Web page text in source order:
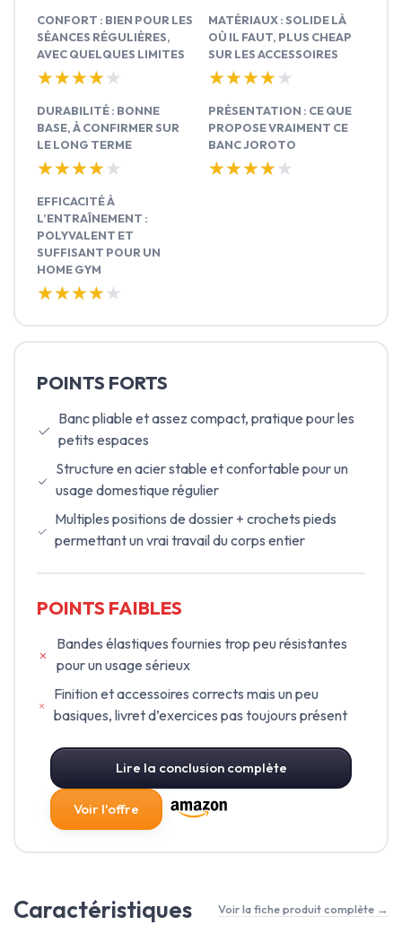
CONFORT : BIEN POUR LES
SÉANCES RÉGULIÈRES,
AVEC QUELQUES LIMITES
★★★★★
★★★★★
MATÉRIAUX : SOLIDE LÀ
OÙ IL FAUT, PLUS CHEAP
SUR LES ACCESSOIRES
★★★★★
★★★★★
DURABILITÉ : BONNE
BASE, À CONFIRMER SUR
LE LONG TERME
★★★★★
★★★★★
PRÉSENTATION : CE QUE
PROPOSE VRAIMENT CE
BANC JOROTO
★★★★★
★★★★★
EFFICACITÉ À
L’ENTRAÎNEMENT :
POLYVALENT ET
SUFFISANT POUR UN
HOME GYM
★★★★★
★★★★★
POINTS FORTS
Banc pliable et assez compact, pratique pour les
petits espaces
Structure en acier stable et confortable pour un
usage domestique régulier
Multiples positions de dossier + crochets pieds
permettant un vrai travail du corps entier
POINTS FAIBLES
Bandes élastiques fournies trop peu résistantes
pour un usage sérieux
Finition et accessoires corrects mais un peu
basiques, livret d’exercices pas toujours présent
Lire la conclusion complète
Voir l'offre
Caractéristiques Voir la fiche produit complète →